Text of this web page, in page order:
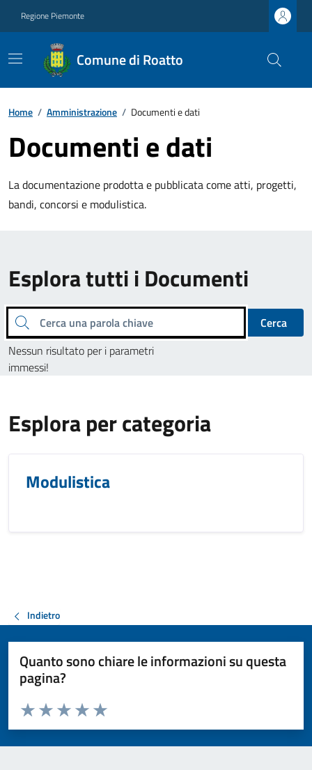
Regione Piemonte
Comune di Roatto
Home / Amministrazione / Documenti e dati
Documenti e dati
La documentazione prodotta e pubblicata come atti, progetti,
bandi, concorsi e modulistica.
Esplora tutti i Documenti
Cerca una parola chiave
Cerca
Nessun risultato per i parametri
immessi!
Esplora per categoria
Modulistica
Indietro
Quanto sono chiare le informazioni su questa
pagina?
Valuta da 1 a 5 stelle la pagina
Valuta 5 stelle su 5
Valuta 4 stelle su 5
Valuta 3 stelle su 5
Valuta 2 stelle su 5
Valuta 1 stelle su 5